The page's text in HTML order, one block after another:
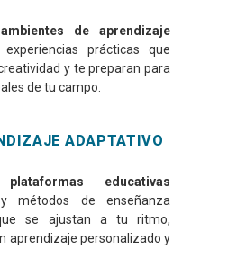
de aprendizaje
prácticas que
y te preparan para
de tu campo.
ADAPTATIVO
plataformas educativas
métodos de enseñanza
se ajustan a tu ritmo,
aprendizaje personalizado y